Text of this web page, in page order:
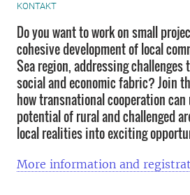
KONTAKT
Do you want to work on small
cohesive development of local
Sea region, addressing
social and economic fabric? Join
how transnational cooperation
potential of rural and challenged
local realities into exciting
More information and